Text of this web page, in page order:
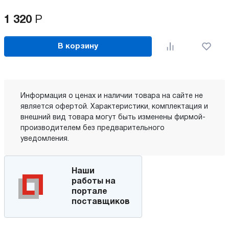
1 320 Р
В корзину
Информация о ценах и наличии товара на сайте не
является офертой. Характеристики, комплектация и
внешний вид товара могут быть изменены фирмой-
производителем без предварительного
уведомления.
Наши
работы на
портале
поставщиков